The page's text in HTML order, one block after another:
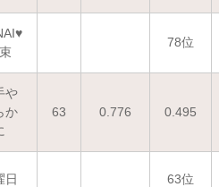
78位
や
か
63 0.776 0.495
日 63位